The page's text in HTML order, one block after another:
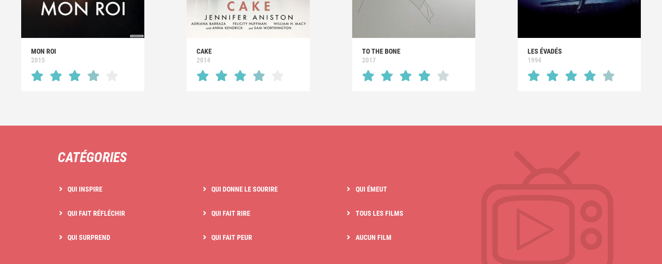
MON ROI
2015
CAKE
2014
TO THE BONE
2017
LES ÉVADÉS
1994
CATÉGORIES
QUI INSPIRE
QUI FAIT RÉFLÉCHIR
QUI SURPREND
QUI DONNE LE SOURIRE
QUI FAIT RIRE
QUI FAIT PEUR
QUI ÉMEUT
TOUS LES FILMS
AUCUN FILM